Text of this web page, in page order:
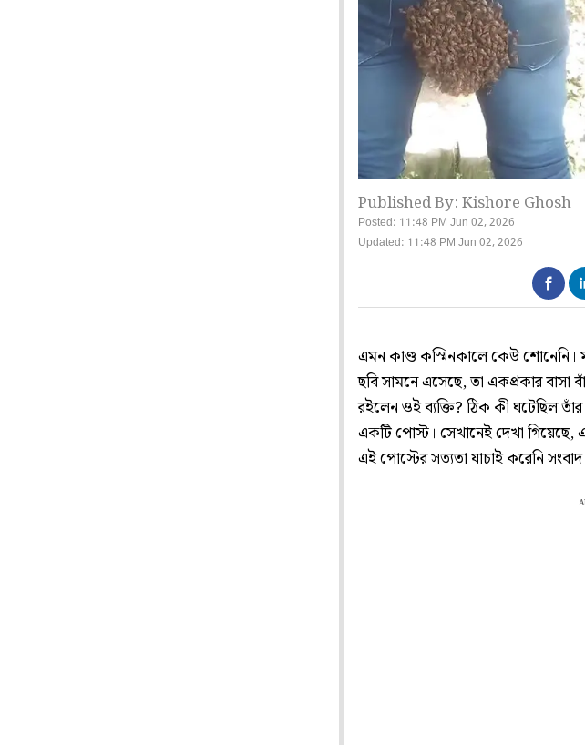
Published By: Kishore Ghosh
Posted: 11:48 PM Jun 02, 2026
Updated: 11:48 PM Jun 02, 2026
এমন কাণ্ড কস্মিনকালে কেউ শোনেনি।
ছবি সামনে এসেছে, তা একপ্রকার
রইলেন ওই ব্যক্তি? ঠিক কী ঘটেছিল
একটি পোস্ট। সেখানেই দেখা
এই পোস্টের সত্যতা যাচাই করেনি সংবাদ